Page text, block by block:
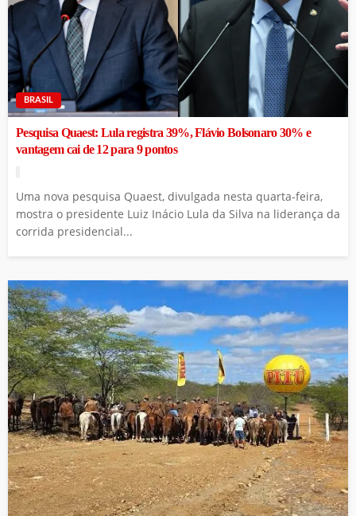
BRASIL
Pesquisa Quaest: Lula registra 39%, Flávio Bolsonaro 30% e
vantagem cai de 12 para 9 pontos
Uma nova pesquisa Quaest, divulgada nesta quarta-feira,
mostra o presidente Luiz Inácio Lula da Silva na liderança da
corrida presidencial...